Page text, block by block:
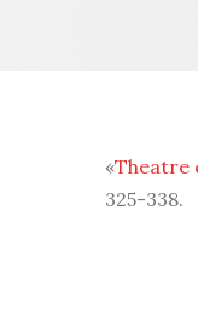
«Theatre
325-338.